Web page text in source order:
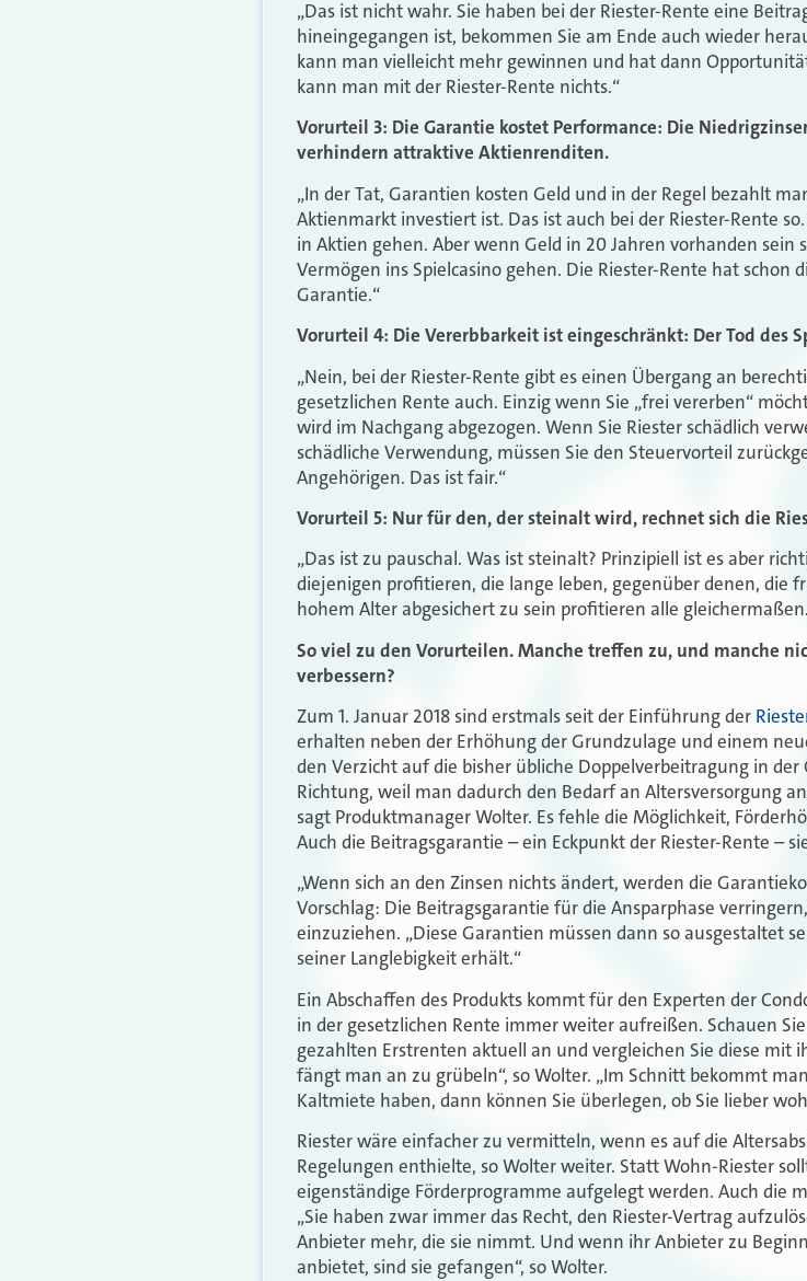
„Das ist nicht wahr. Sie haben bei der Riester-Rente eine
hineingegangen ist, bekommen Sie am Ende auch wieder
kann man vielleicht mehr gewinnen und hat dann
kann man mit der Riester-Rente nichts.“
Vorurteil 3: Die Garantie kostet Performance: Die
verhindern attraktive Aktienrenditen.
„In der Tat, Garantien kosten Geld und in der Regel bezahlt
Aktienmarkt investiert ist. Das ist auch bei der Riester-Rente
in Aktien gehen. Aber wenn Geld in 20 Jahren vorhanden
Vermögen ins Spielcasino gehen. Die Riester-Rente hat schon
Garantie.“
Vorurteil 4: Die Vererbbarkeit ist eingeschränkt: Der Tod des
„Nein, bei der Riester-Rente gibt es einen Übergang an
gesetzlichen Rente auch. Einzig wenn Sie „frei vererben“
wird im Nachgang abgezogen. Wenn Sie Riester schädlich
schädliche Verwendung, müssen Sie den Steuervorteil
Angehörigen. Das ist fair.“
Vorurteil 5: Nur für den, der steinalt wird, rechnet sich die
„Das ist zu pauschal. Was ist steinalt? Prinzipiell ist es aber
diejenigen profitieren, die lange leben, gegenüber denen, die
hohem Alter abgesichert zu sein profitieren alle gleichermaßen.
So viel zu den Vorurteilen. Manche treffen zu, und manche
verbessern?
Zum 1. Januar 2018 sind erstmals seit der Einführung der
erhalten neben der Erhöhung der Grundzulage und einem
den Verzicht auf die bisher übliche Doppelverbeitragung in der
Richtung, weil man dadurch den Bedarf an Altersversorgung
sagt Produktmanager Wolter. Es fehle die Möglichkeit,
Auch die Beitragsgarantie – ein Eckpunkt der Riester-Rente –
„Wenn sich an den Zinsen nichts ändert, werden die
Vorschlag: Die Beitragsgarantie für die Ansparphase
einzuziehen. „Diese Garantien müssen dann so ausgestaltet
seiner Langlebigkeit erhält.“
Ein Abschaffen des Produkts kommt für den Experten der
in der gesetzlichen Rente immer weiter aufreißen. Schauen
gezahlten Erstrenten aktuell an und vergleichen Sie diese mit
fängt man an zu grübeln“, so Wolter. „Im Schnitt bekommt
Kaltmiete haben, dann können Sie überlegen, ob Sie lieber
Riester wäre einfacher zu vermitteln, wenn es auf die
Regelungen enthielte, so Wolter weiter. Statt Wohn-Riester
eigenständige Förderprogramme aufgelegt werden. Auch die
„Sie haben zwar immer das Recht, den Riester-Vertrag
Anbieter mehr, die sie nimmt. Und wenn ihr Anbieter zu
anbietet, sind sie gefangen“, so Wolter.